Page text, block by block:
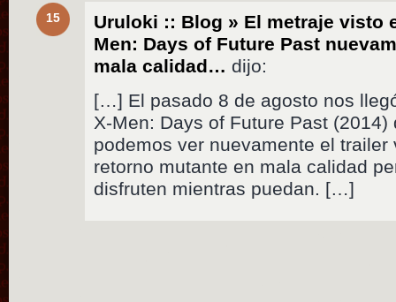
15
Uruloki :: Blog » El metraje visto
Men: Days of Future Past
mala calidad… dijo:
[…] El pasado 8 de agosto nos
X-Men: Days of Future Past (2014)
podemos ver nuevamente el
retorno mutante en mala calidad
disfruten mientras puedan. […]